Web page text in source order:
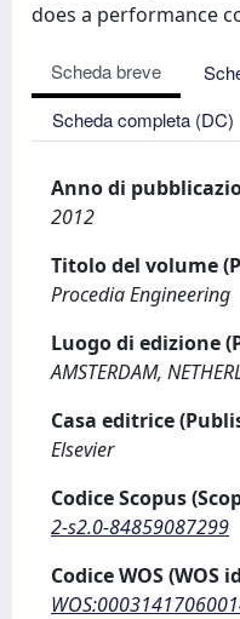
does a performance
Scheda breve
Scheda completa (DC)
Anno di
2012
Titolo del volume
Procedia Engineering
Luogo di edizione
AMSTERDAM,
Casa editrice
Elsevier
Codice Scopus
2-s2.0-84859087299
Codice WOS (WOS